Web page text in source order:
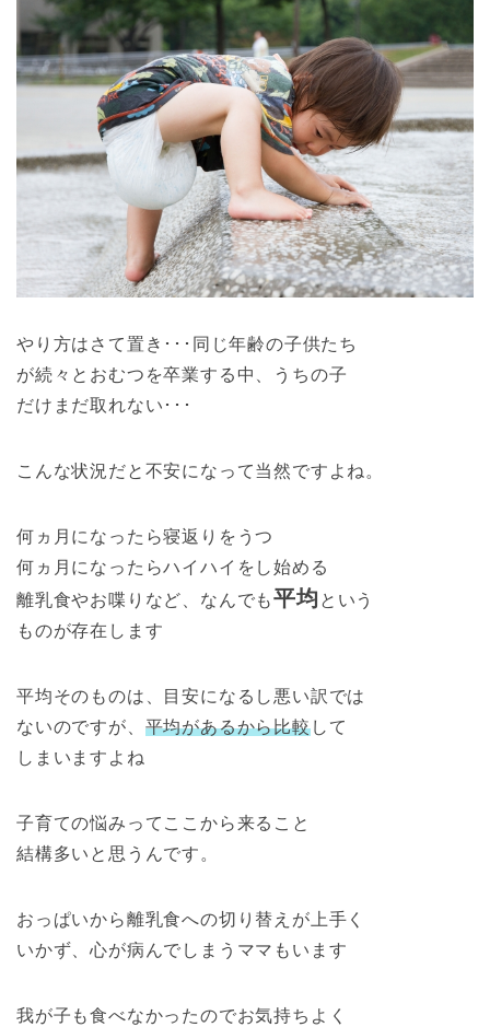
やり方はさて置き･･･同じ年齢の子供たち
が続々とおむつを卒業する中、うちの子
だけまだ取れない･･･
こんな状況だと不安になって当然ですよね。
何ヵ月になったら寝返りをうつ
何ヵ月になったらハイハイをし始める
離乳食やお喋りなど、なんでも平均 という
ものが存在します
平均そのものは、目安になるし悪い訳では
ないのですが、 平均があるから比較して
しまいますよね
子育ての悩みってここから来ること
結構多いと思うんです。
おっぱいから離乳食への切り替えが上手く
いかず、心が病んでしまうママもいます
我が子も食べなかったのでお気持ちよく